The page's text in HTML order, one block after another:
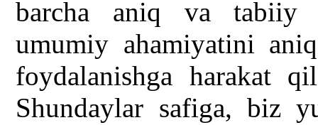
barcha aniq va tabiiy
umumiy ahamiyatini
foydalanishga harakat
Shundaylar safiga, biz